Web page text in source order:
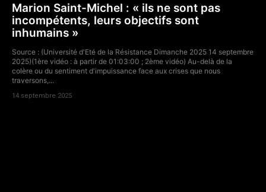
Marion Saint-Michel : « ils ne sont pas
incompétents, leurs objectifs sont
inhumains »
Source : (Université d'Eté de la Résistance Dimanche 2025 14 septembre
2025)(1ère vidéo : à partir de 01:03:00 ; 2ème vidéo) Au-delà de la
colère ou du sentiment d'impuissance face aux crises que nous
traversons,...
14 septembre 2025